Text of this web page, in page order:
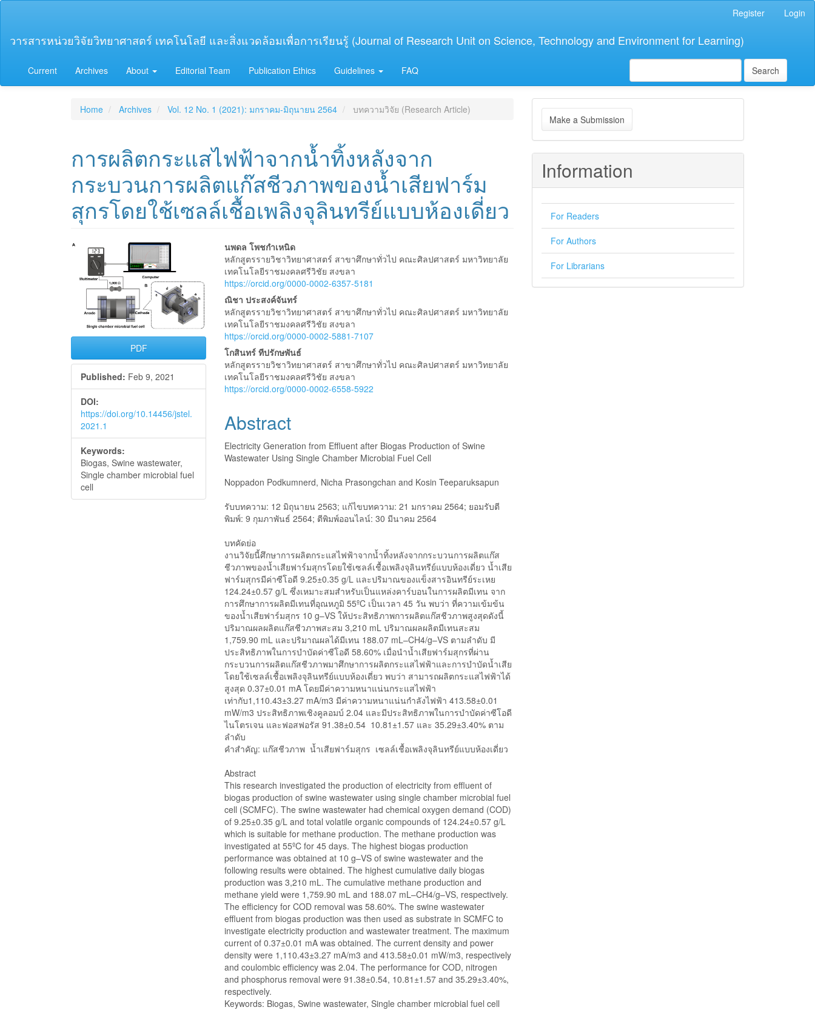
Content
Register Login
วารสารหน่วยวิจัยวิทยาศาสตร์ เทคโนโลยี และสิ่งแวดล้อมเพื่อการเรียนรู้ (Journal of Research Unit on Science, Technology and Environment for Learning)
Current Archives About Editorial Team Publication Ethics Guidelines FAQ Search
Home Archives Vol. 12 No. 1 (2021): มกราคม-มิถุนายน 2564 บทความวิจัย (Research Article)
การผลิตกระแสไฟฟ้าจากน้ำทิ้งหลังจาก
กระบวนการผลิตแก๊สชีวภาพของน้ำเสียฟาร์ม
สุกรโดยใช้เซลล์เชื้อเพลิงจุลินทรีย์แบบห้องเดี่ยว
Article
Sidebar
PDF
Published: Feb 9, 2021
DOI:
https://doi.org/10.14456/jstel.
2021.1
Keywords:
Biogas, Swine wastewater,
Single chamber microbial fuel
cell
Main
Article
Content
นพดล โพชกำเหนิด
หลักสูตรรายวิชาวิทยาศาสตร์ สาขาศึกษาทั่วไป คณะศิลปศาสตร์ มหาวิทยาลัย
เทคโนโลยีราชมงคลศรีวิชัย สงขลา
https://orcid.org/0000-0002-6357-5181
ณิชา ประสงค์จันทร์
หลักสูตรรายวิชาวิทยาศาสตร์ สาขาศึกษาทั่วไป คณะศิลปศาสตร์ มหาวิทยาลัย
เทคโนโลยีราชมงคลศรีวิชัย สงขลา
https://orcid.org/0000-0002-5881-7107
โกสินทร์ ทีปรักษพันธ์
หลักสูตรรายวิชาวิทยาศาสตร์ สาขาศึกษาทั่วไป คณะศิลปศาสตร์ มหาวิทยาลัย
เทคโนโลยีราชมงคลศรีวิชัย สงขลา
https://orcid.org/0000-0002-6558-5922
Abstract
Electricity Generation from Effluent after Biogas Production of Swine
Wastewater Using Single Chamber Microbial Fuel Cell
Noppadon Podkumnerd, Nicha Prasongchan and Kosin Teeparuksapun
รับบทความ: 12 มิถุนายน 2563; แก้ไขบทความ: 21 มกราคม 2564; ยอมรับตี
พิมพ์: 9 กุมภาพันธ์ 2564; ตีพิมพ์ออนไลน์: 30 มีนาคม 2564
บทคัดย่อ
งานวิจัยนี้ศึกษาการผลิตกระแสไฟฟ้าจากน้ำทิ้งหลังจากกระบวนการผลิตแก๊ส
ชีวภาพของน้ำเสียฟาร์มสุกรโดยใช้เซลล์เชื้อเพลิงจุลินทรีย์แบบห้องเดี่ยว น้ำเสีย
ฟาร์มสุกรมีค่าซีโอดี 9.25±0.35 g/L และปริมาณของแข็งสารอินทรีย์ระเหย
124.24±0.57 g/L ซึ่งเหมาะสมสำหรับเป็นแหล่งคาร์บอนในการผลิตมีเทน จาก
การศึกษาการผลิตมีเทนที่อุณหภูมิ 55ºC เป็นเวลา 45 วัน พบว่า ที่ความเข้มข้น
ของน้ำเสียฟาร์มสุกร 10 g–VS ให้ประสิทธิภาพการผลิตแก๊สชีวภาพสูงสุดดังนี้
ปริมาณผลผลิตแก๊สชีวภาพสะสม 3,210 mL ปริมาณผลผลิตมีเทนสะสม
1,759.90 mL และปริมาณผลได้มีเทน 188.07 mL–CH4/g–VS ตามลำดับ มี
ประสิทธิภาพในการบำบัดค่าซีโอดี 58.60% เมื่อนำน้ำเสียฟาร์มสุกรที่ผ่าน
กระบวนการผลิตแก๊สชีวภาพมาศึกษาการผลิตกระแสไฟฟ้าและการบำบัดน้ำเสีย
โดยใช้เซลล์เชื้อเพลิงจุลินทรีย์แบบห้องเดี่ยว พบว่า สามารถผลิตกระแสไฟฟ้าได้
สูงสุด 0.37±0.01 mA โดยมีค่าความหนาแน่นกระแสไฟฟ้า
เท่ากับ1,110.43±3.27 mA/m3 มีค่าความหนาแน่นกำลังไฟฟ้า 413.58±0.01
mW/m3 ประสิทธิภาพเชิงคูลอมบ์ 2.04 และมีประสิทธิภาพในการบำบัดค่าซีโอดี
ไนโตรเจน และฟอสฟอรัส 91.38±0.54 10.81±1.57 และ 35.29±3.40% ตาม
ลำดับ
คำสำคัญ: แก๊สชีวภาพ น้ำเสียฟาร์มสุกร เซลล์เชื้อเพลิงจุลินทรีย์แบบห้องเดี่ยว
Abstract
This research investigated the production of electricity from effluent of
biogas production of swine wastewater using single chamber microbial fuel
cell (SCMFC). The swine wastewater had chemical oxygen demand (COD)
of 9.25±0.35 g/L and total volatile organic compounds of 124.24±0.57 g/L
which is suitable for methane production. The methane production was
investigated at 55ºC for 45 days. The highest biogas production
performance was obtained at 10 g–VS of swine wastewater and the
following results were obtained. The highest cumulative daily biogas
production was 3,210 mL. The cumulative methane production and
methane yield were 1,759.90 mL and 188.07 mL–CH4/g–VS, respectively.
The efficiency for COD removal was 58.60%. The swine wastewater
effluent from biogas production was then used as substrate in SCMFC to
investigate electricity production and wastewater treatment. The maximum
current of 0.37±0.01 mA was obtained. The current density and power
density were 1,110.43±3.27 mA/m3 and 413.58±0.01 mW/m3, respectively
and coulombic efficiency was 2.04. The performance for COD, nitrogen
and phosphorus removal were 91.38±0.54, 10.81±1.57 and 35.29±3.40%,
respectively.
Keywords: Biogas, Swine wastewater, Single chamber microbial fuel cell
Make
a
Submission
Make a Submission
Information
For Readers
For Authors
For Librarians